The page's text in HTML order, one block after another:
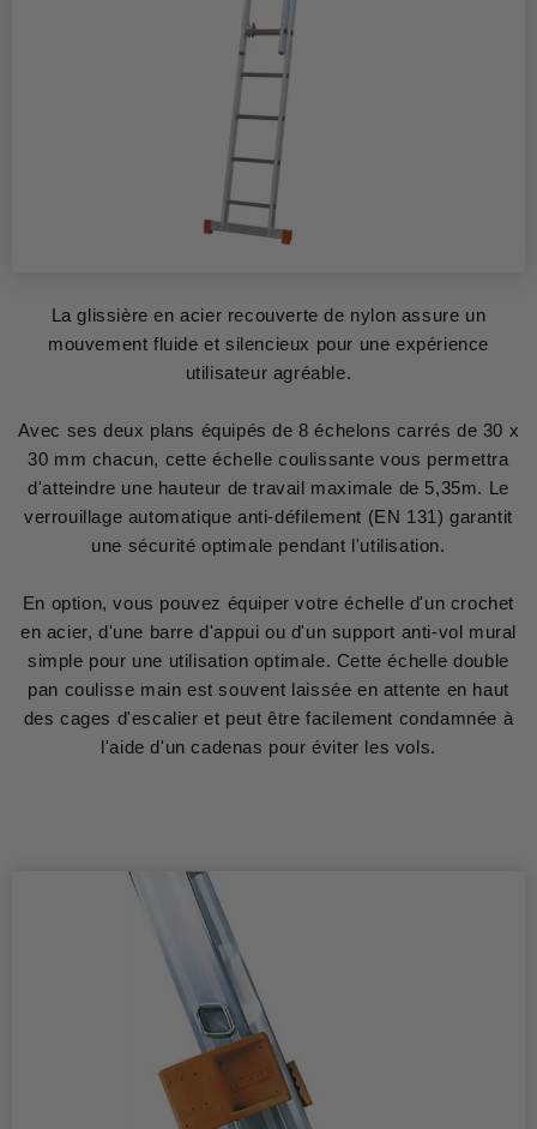
La glissière en acier recouverte de nylon assure un
mouvement fluide et silencieux pour une expérience
utilisateur agréable.
Avec ses deux plans équipés de 8 échelons carrés de 30 x
30 mm chacun, cette échelle coulissante vous permettra
d'atteindre une hauteur de travail maximale de 5,35m. Le
verrouillage automatique anti-défilement (EN 131) garantit
une sécurité optimale pendant l'utilisation.
En option, vous pouvez équiper votre échelle d'un crochet
en acier, d'une barre d'appui ou d'un support anti-vol mural
simple pour une utilisation optimale. Cette échelle double
pan coulisse main est souvent laissée en attente en haut
des cages d'escalier et peut être facilement condamnée à
l'aide d'un cadenas pour éviter les vols.